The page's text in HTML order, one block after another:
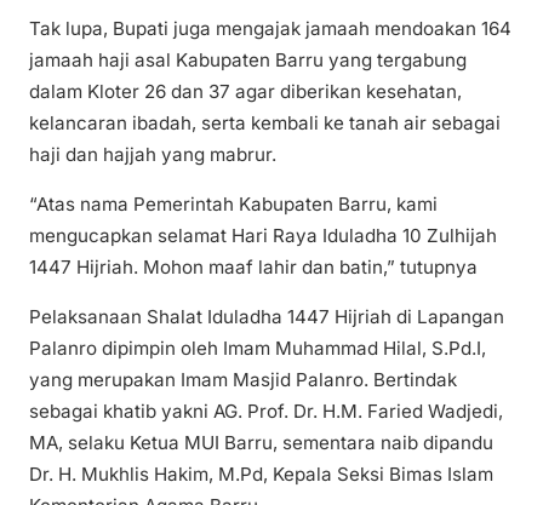
Tak lupa, Bupati juga mengajak jamaah mendoakan 164
jamaah haji asal Kabupaten Barru yang tergabung
dalam Kloter 26 dan 37 agar diberikan kesehatan,
kelancaran ibadah, serta kembali ke tanah air sebagai
haji dan hajjah yang mabrur.
“Atas nama Pemerintah Kabupaten Barru, kami
mengucapkan selamat Hari Raya Iduladha 10 Zulhijah
1447 Hijriah. Mohon maaf lahir dan batin,” tutupnya
Pelaksanaan Shalat Iduladha 1447 Hijriah di Lapangan
Palanro dipimpin oleh Imam Muhammad Hilal, S.Pd.I,
yang merupakan Imam Masjid Palanro. Bertindak
sebagai khatib yakni AG. Prof. Dr. H.M. Faried Wadjedi,
MA, selaku Ketua MUI Barru, sementara naib dipandu
Dr. H. Mukhlis Hakim, M.Pd, Kepala Seksi Bimas Islam